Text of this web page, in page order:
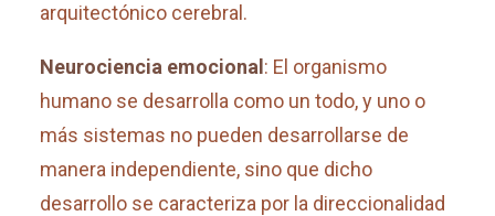
arquitectónico cerebral.
Neurociencia emocional : El organismo
humano se desarrolla como un todo, y uno o
más sistemas no pueden desarrollarse de
manera independiente, sino que dicho
desarrollo se caracteriza por la direccionalidad